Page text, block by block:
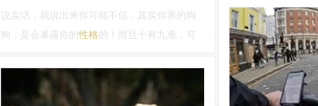
宠主要小心了！第1
狗的肚子贴着地面
在遇到危险时马上
不太熟...
说实话，我说出来你可能不信，其实你养的狗
狗，是会暴露你的性格的！而且十有九准，可
人金毛犬大家都非常熟悉，金毛犬的
性格
常开朗的，对人类都是非常友好的，经常都是